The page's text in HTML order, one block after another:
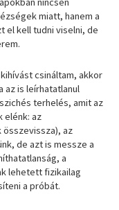
miatt, hanem a
el kell tudni viselni, de
csináltam, akkor
az is leírhatatlanul
terhelés, amit az
elénk: az
összevissza), az
de azt is messze a
a
lehetett fizikailag
a próbát.